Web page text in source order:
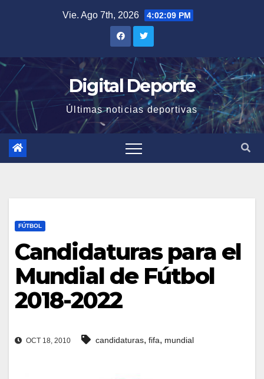
Vie. Ago 7th, 2026 4:02:10 PM
Digital Deporte
Últimas noticias deportivas
FÚTBOL
Candidaturas para el
Mundial de Fútbol
2018-2022
OCT 18, 2010 candidaturas, fifa, mundial